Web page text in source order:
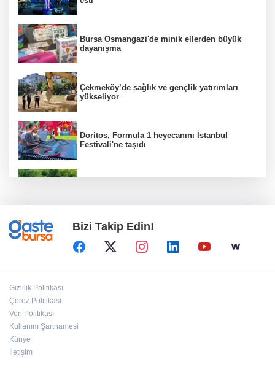
Bursa Osmangazi'de minik ellerden büyük
dayanışma
Çekmeköy’de sağlık ve gençlik yatırımları
yükseliyor
Doritos, Formula 1 heyecanını İstanbul
Festivali'ne taşıdı
Çayırova'da yeni bilgi evi ve aile sağlığı
merkezinin betonarmesi tamam
Bizi Takip Edin!
Gizlilik Politikası
Çerez Politikası
Veri Politikası
Kullanım Şartnamesi
Künye
İletişim